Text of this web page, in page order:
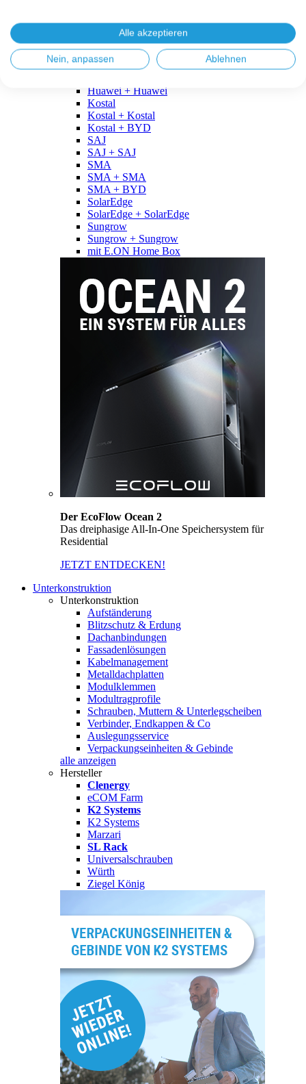
Fronius + BYD
GoodWe
GoodWe + GoodWe
GoodWe + BYD
Huawei + Huawei
Kostal
Kostal + Kostal
Kostal + BYD
SAJ
SAJ + SAJ
SMA
SMA + SMA
SMA + BYD
SolarEdge
SolarEdge + SolarEdge
Sungrow
Sungrow + Sungrow
mit E.ON Home Box
Der EcoFlow Ocean 2
Das dreiphasige All-In-One Speichersystem für
Residential
JETZT ENTDECKEN!
Unterkonstruktion
Unterkonstruktion
Aufständerung
Blitzschutz & Erdung
Dachanbindungen
Fassadenlösungen
Kabelmanagement
Metalldachplatten
Modulklemmen
Modultragprofile
Schrauben, Muttern & Unterlegscheiben
Verbinder, Endkappen & Co
Auslegungsservice
Verpackungseinheiten & Gebinde
alle anzeigen
Hersteller
Clenergy
eCOM Farm
K2 Systems
K2 Systems
Marzari
SL Rack
Universalschrauben
Würth
Ziegel König
Alle akzeptieren
Nein, anpassen Ablehnen